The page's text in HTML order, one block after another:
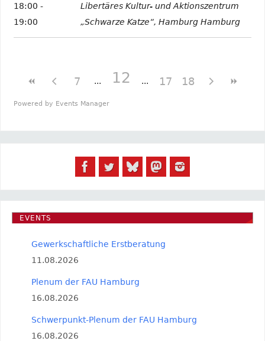
18:00 -
19:00
Libertäres Kultur- und Aktionszentrum
„Schwarze Katze“, Hamburg Hamburg
7 12 17 18
Powered by Events Manager
EVENTS
Gewerkschaftliche Erstberatung
11.08.2026
Plenum der FAU Hamburg
16.08.2026
Schwerpunkt-Plenum der FAU Hamburg
16.08.2026